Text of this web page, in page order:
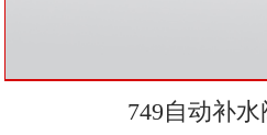
749自动补水